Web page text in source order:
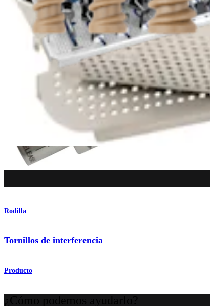
Set de aloinjerto OATS® , largo
Rodilla
Tornillos de interferencia
Producto